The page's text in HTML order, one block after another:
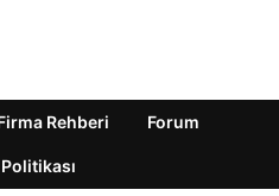
Rehberi Forum